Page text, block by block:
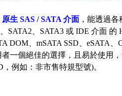
原生 SAS / SATA 介面 ，能透過
SATA2、SATA3 或 IDE 介面 的
DOM、mSATA SSD、eSATA、
一個絕佳的選擇，且易於使用
例如：非市售特規型號)。